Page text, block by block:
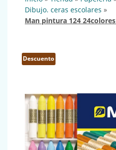
dibujo. ceras escolares »
man pintura 124
Descuento